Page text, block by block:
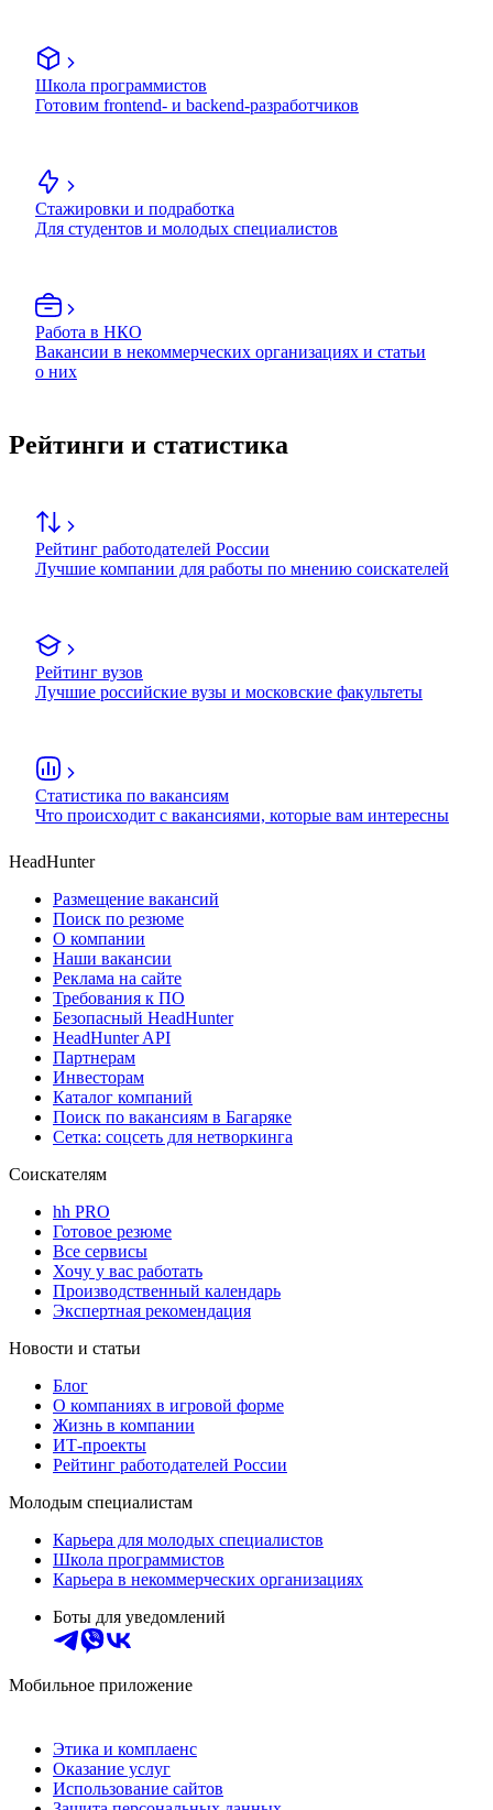
Школа программистов
Готовим frontend- и backend-разработчиков
Стажировки и подработка
Для студентов и молодых специалистов
Работа в НКО
Вакансии в некоммерческих организациях и статьи
о них
Рейтинги и статистика
Рейтинг работодателей России
Лучшие компании для работы по мнению соискателей
Рейтинг вузов
Лучшие российские вузы и московские факультеты
Статистика по вакансиям
Что происходит с вакансиями, которые вам интересны
HeadHunter
Размещение вакансий
Поиск по резюме
О компании
Наши вакансии
Реклама на сайте
Требования к ПО
Безопасный HeadHunter
HeadHunter API
Партнерам
Инвесторам
Каталог компаний
Поиск по вакансиям в Багаряке
Сетка: соцсеть для нетворкинга
Соискателям
hh PRO
Готовое резюме
Все сервисы
Хочу у вас работать
Производственный календарь
Экспертная рекомендация
Новости и статьи
Блог
О компаниях в игровой форме
Жизнь в компании
ИТ-проекты
Рейтинг работодателей России
Молодым специалистам
Карьера для молодых специалистов
Школа программистов
Карьера в некоммерческих организациях
Боты для уведомлений
Мобильное приложение
Этика и комплаенс
Оказание услуг
Использование сайтов